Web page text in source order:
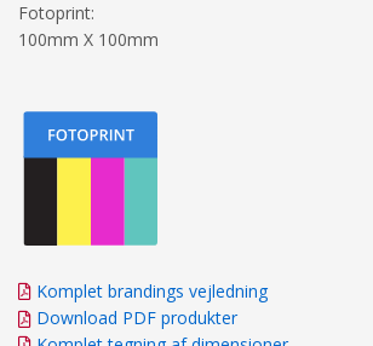
Fotoprint:
100mm X 100mm
Komplet brandings vejledning
Download PDF produkter